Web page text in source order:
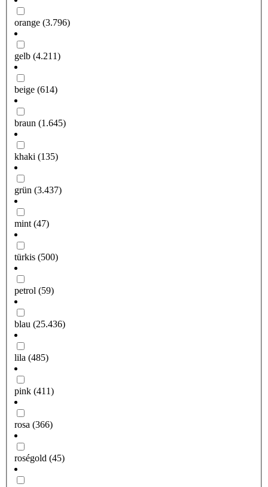
orange (3.796)
gelb (4.211)
beige (614)
braun (1.645)
khaki (135)
grün (3.437)
mint (47)
türkis (500)
petrol (59)
blau (25.436)
lila (485)
pink (411)
rosa (366)
roségold (45)